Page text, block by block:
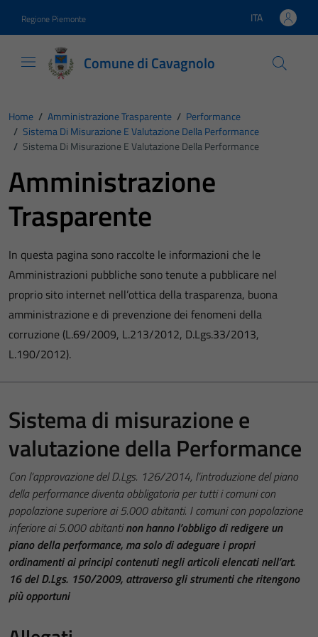
Regione Piemonte Lingua attiva:
ITA
Comune di Cavagnolo
Home / Amministrazione Trasparente / Performance
/ Sistema Di Misurazione E Valutazione Della Performance
/ Sistema Di Misurazione E Valutazione Della Performance
Amministrazione
Trasparente
In questa pagina sono raccolte le informazioni che le
Amministrazioni pubbliche sono tenute a pubblicare nel
proprio sito internet nell’ottica della trasparenza, buona
amministrazione e di prevenzione dei fenomeni della
corruzione (L.69/2009, L.213/2012, D.Lgs.33/2013,
L.190/2012).
Sistema di misurazione e
valutazione della Performance
Con l’approvazione del D.Lgs. 126/2014, l’introduzione del piano
della performance diventa obbligatoria per tutti i comuni con
popolazione superiore ai 5.000 abitanti. I comuni con popolazione
inferiore ai 5.000 abitantinon hanno l’obbligo di redigere un
piano della performance, ma solo di adeguare i propri
ordinamenti ai principi contenuti negli articoli elencati nell’art.
16 del D.Lgs. 150/2009, attraverso gli strumenti che ritengono
più opportuni